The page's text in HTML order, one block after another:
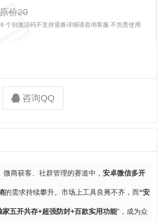
原价20
个别激活码不支持退换详细请咨询客服 不负责使用
咨询QQ
微商获客、社群管理的赛道中，安卓微信多开
的需求持续攀升。市场上工具良莠不齐，而“安
家五开共存+超强防封+百款实用功能”，成为众